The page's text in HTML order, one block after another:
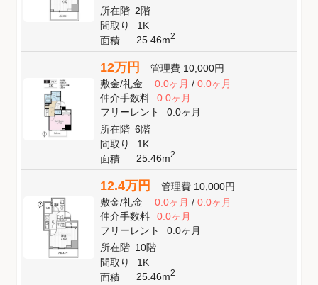
所在階 2階
間取り
1K
面積
25.46m2
12万円 管理費 10,000円
敷金/礼金 0.0ヶ月/ 0.0ヶ月
仲介手数料
0.0ヶ月
フリーレント
0.0ヶ月
所在階 6階
間取り
1K
面積
25.46m2
12.4万円 管理費 10,000円
敷金/礼金 0.0ヶ月/ 0.0ヶ月
仲介手数料
0.0ヶ月
フリーレント
0.0ヶ月
所在階 10階
間取り
1K
面積
25.46m2